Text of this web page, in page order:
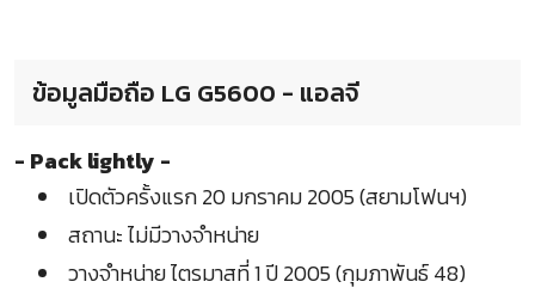
ข้อมูลมือถือ LG G5600 - แอลจี
- Pack lightly -
เปิดตัวครั้งแรก 20 มกราคม 2005 (สยามโฟนฯ)
สถานะ ไม่มีวางจำหน่าย
วางจำหน่าย ไตรมาสที่ 1 ปี 2005 (กุมภาพันธ์ 48)